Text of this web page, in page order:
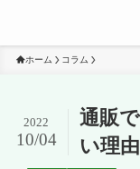
ホーム コラム
通販
い理由
2022
10/04